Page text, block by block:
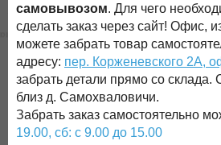
самовывозом. Для чего
сделать заказ через сайт! Офис,
можете забрать товар
адресу: пер. Корженевского 2А,
забрать детали прямо со склада.
близ д. Самохваловичи.
Забрать заказ самостоятельно
19.00, сб: с 9.00 до 15.00